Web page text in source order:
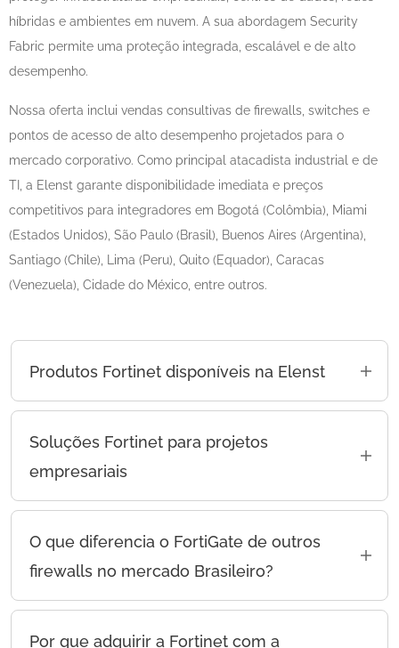
híbridas e ambientes em nuvem. A sua abordagem Security
Fabric permite uma proteção integrada, escalável e de alto
desempenho.
Nossa oferta inclui vendas consultivas de firewalls, switches e
pontos de acesso de alto desempenho projetados para o
mercado corporativo. Como principal atacadista industrial e de
TI, a Elenst garante disponibilidade imediata e preços
competitivos para integradores em Bogotá (Colômbia), Miami
(Estados Unidos), São Paulo (Brasil), Buenos Aires (Argentina),
Santiago (Chile), Lima (Peru), Quito (Equador), Caracas
(Venezuela), Cidade do México, entre outros.
Produtos Fortinet disponíveis na Elenst
Nossa oferta inclui os principais produtos
Fortinet para segurança empresarial, incluindo:
Firewalls FortiGate (NGFW)
Switches FortiSwitch
Pontos de acesso FortiAP
FortiAnalyzer e FortiManager
Segurança para nuvem, SD-WAN e Zero Trust
As soluções Fortinet foram projetadas para:
Soluções Fortinet para projetos
empresariais
Na Elenst, não vendemos apenas produtos
Fortinet; oferecemos soluções completas:
Vendas consultivas e cotações corporativas
Aconselhamos na seleção de firewalls,
O que diferencia o FortiGate de outros
firewalls no mercado Brasileiro?
O FortiGate NGFW se destaca por seu
desempenho de alta velocidade e integração
Por que adquirir a Fortinet com a